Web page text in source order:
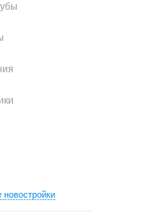
новостройки